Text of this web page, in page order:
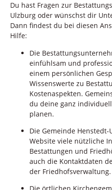
Du hast Fragen zur
Ulzburg oder wünschst dir
Dann findest du bei diesen
Hilfe:
Die
einfühlsam und
einem persönlichen
Wissenswerte zu
Kostenaspekten.
du deine ganz
planen.
Die Gemeinde
Website viele nützliche
Bestattungen und
auch die Kontaktdaten
der Friedhofsverwaltung.